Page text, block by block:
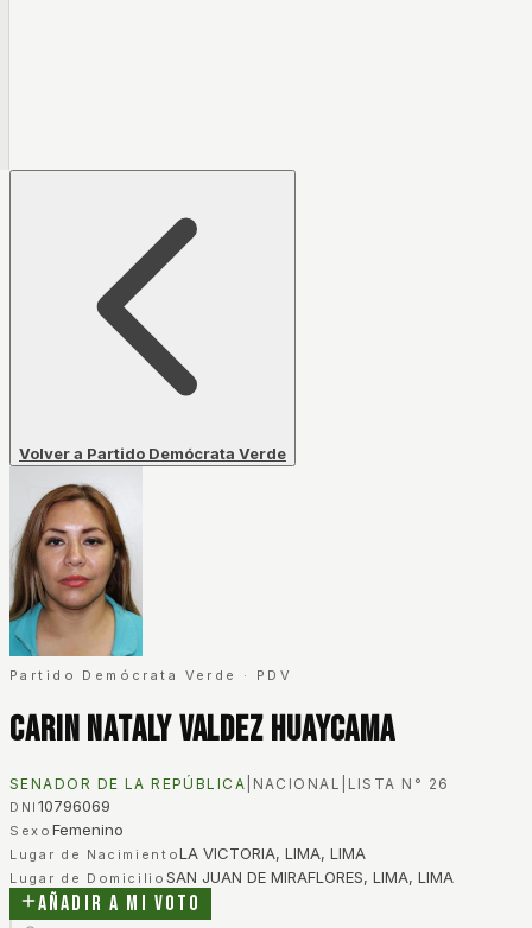
Volver a Partido Demócrata Verde
Partido Demócrata Verde · PDV
Carin Nataly Valdez Huaycama
SENADOR DE LA REPÚBLICA NACIONAL LISTA N° 26
DNI 10796069
Sexo Femenino
Lugar de NacimientoLA VICTORIA, LIMA, LIMA
Lugar de Domicilio SAN JUAN DE MIRAFLORES, LIMA, LIMA
Añadir a mi voto